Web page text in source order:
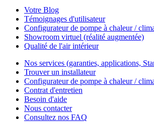
Votre Blog
Témoignages d'utilisateur
Configurateur de pompe à chaleur /
Showroom virtuel (réalité augmentée)
Qualité de l'air intérieur
Nos services (garanties, applications,
Trouver un installateur
Configurateur de pompe à chaleur /
Contrat d'entretien
Besoin d'aide
Nous contacter
Consultez nos FAQ